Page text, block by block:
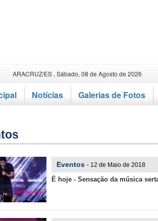
ARACRUZ/ES , Sábado, 08 de Agosto de 2026
Notícias Galerias de Fotos
Eventos - 12 de Maio de 2018
É hoje - Sensação da música